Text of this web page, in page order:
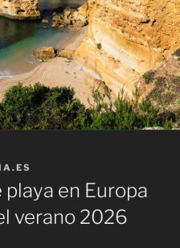
en Europa
verano 2026